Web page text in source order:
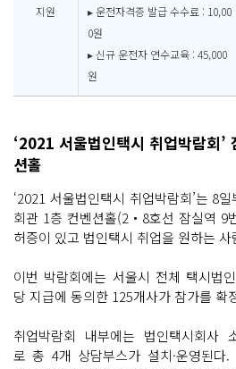
지원
▸ 운전자격증 발급 수수료 : 10,00
0원
▸ 신규 운전자 연수교육 : 45,000
원
‘2021 서울법인택시 취업박람회’
션홀
‘2021 서울법인택시 취업박람회’는 8
회관 1층 컨벤션홀(2‧8호선 잠실역 9
허증이 있고 법인택시 취업을 원하는
이번 박람회에는 서울시 전체 택시법
당 지급에 동의한 125개사가 참가를 확
취업박람회 내부에는 법인택시회사
로 총 4개 상담부스가 설치·운영된다